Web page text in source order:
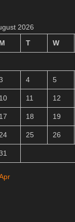
2026
T W
4 5
11 12
18 19
25 26